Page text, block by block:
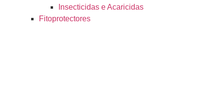
Insecticidas e Acaricidas
Fitoprotectores